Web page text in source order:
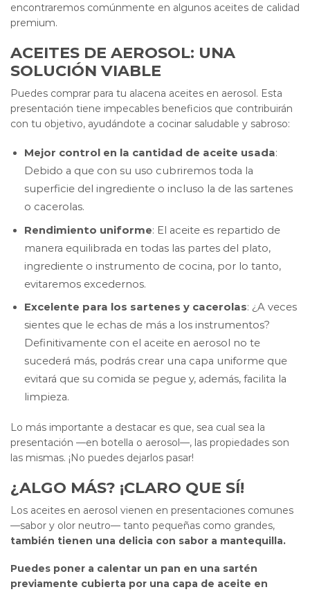
encontraremos comúnmente en algunos aceites de calidad
premium.
ACEITES DE AEROSOL: UNA
SOLUCIÓN VIABLE
Puedes comprar para tu alacena aceites en aerosol. Esta
presentación tiene impecables beneficios que contribuirán
con tu objetivo, ayudándote a cocinar saludable y sabroso:
Mejor control en la cantidad de aceite usada:
Debido a que con su uso cubriremos toda la
superficie del ingrediente o incluso la de las sartenes
o cacerolas.
Rendimiento uniforme: El aceite es repartido de
manera equilibrada en todas las partes del plato,
ingrediente o instrumento de cocina, por lo tanto,
evitaremos excedernos.
Excelente para los sartenes y cacerolas: ¿A veces
sientes que le echas de más a los instrumentos?
Definitivamente con el aceite en aerosol no te
sucederá más, podrás crear una capa uniforme que
evitará que su comida se pegue y, además, facilita la
limpieza.
Lo más importante a destacar es que, sea cual sea la
presentación —en botella o aerosol—, las propiedades son
las mismas. ¡No puedes dejarlos pasar!
¿ALGO MÁS? ¡CLARO QUE SÍ!
Los aceites en aerosol vienen en presentaciones comunes
—sabor y olor neutro— tanto pequeñas como grandes,
también tienen una delicia con sabor a mantequilla.
Puedes poner a calentar un pan en una sartén
previamente cubierta por una capa de aceite en